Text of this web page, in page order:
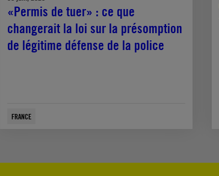
«Permis de tuer» : ce que
changerait la loi sur la présomption
de légitime défense de la police
FRANCE